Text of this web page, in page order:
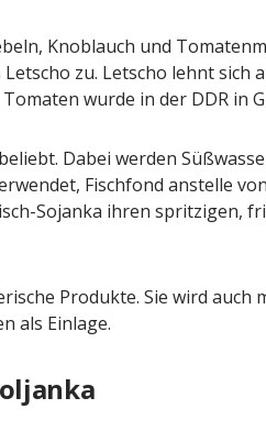
Knoblauch und
zu. Letscho lehnt sich
wurde in der DDR in
Dabei werden
Fischfond anstelle
Sojanka ihren spritzigen,
Produkte. Sie wird auch
als Einlage.